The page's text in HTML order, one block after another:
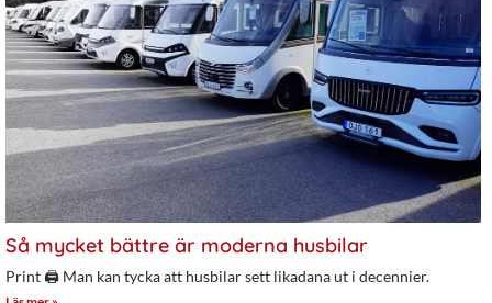
Så mycket bättre är moderna husbilar
Print 🖨 Man kan tycka att husbilar sett likadana ut i decennier.